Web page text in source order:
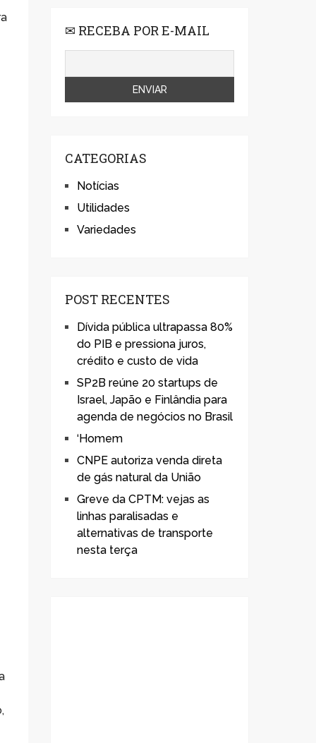
✉ RECEBA POR E-MAIL
CATEGORIAS
Notícias
Utilidades
Variedades
POST RECENTES
Dívida pública ultrapassa 80%
do PIB e pressiona juros,
crédito e custo de vida
SP2B reúne 20 startups de
Israel, Japão e Finlândia para
agenda de negócios no Brasil
‘Homem
CNPE autoriza venda direta
de gás natural da União
Greve da CPTM: vejas as
linhas paralisadas e
alternativas de transporte
nesta terça